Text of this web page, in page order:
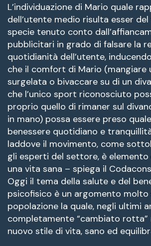
L’individuazione di Mario quale
dell’utente medio risulta esser
specie tenuto conto
pubblicitari in grado di falsare la
quotidianità dell’utente,
che il comfort di Mario (mangiare
surgelata o bivaccare su di un
che l’unico sport riconosciuto
proprio quello di rimaner sul
in mano) possa essere preso
benessere quotidiano e
laddove il movimento, come
gli esperti del settore, è elemento
una vita sana – spiega il
Oggi il tema della salute e del
psicofisico è un argomento
popolazione la quale, negli ultimi
completamente “cambiato rotta”
nuovo stile di vita, sano ed